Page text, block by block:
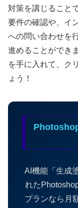
対策を講じること
要件の確認や、イ
への問い合わせを
進めることができ
を手に入れて、ク
ょう！
AI機能「生成
れた
プランなら月